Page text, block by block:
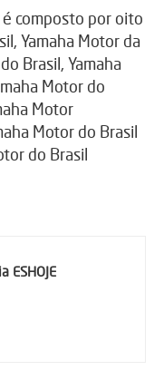
é composto por oito
Yamaha Motor da
Brasil, Yamaha
Motor do
Motor
Motor do Brasil
do Brasil
ESHOJE